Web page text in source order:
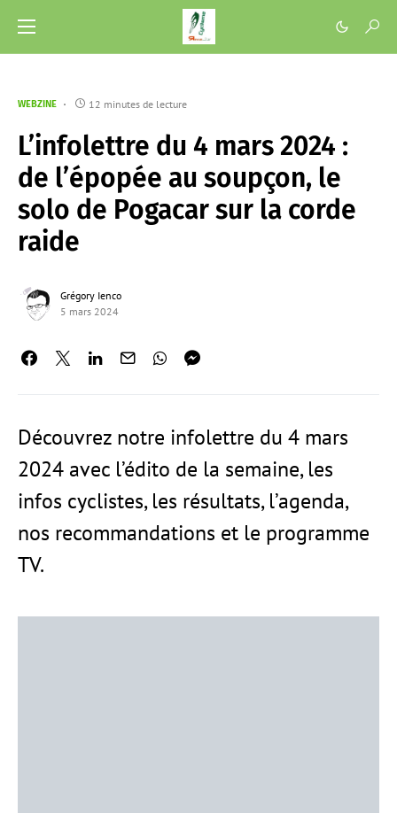
WEBZINE 12 minutes de lecture
L’infolettre du 4 mars 2024 :
de l’épopée au soupçon, le
solo de Pogacar sur la corde
raide
Grégory Ienco
5 mars 2024
Découvrez notre infolettre du 4 mars
2024 avec l’édito de la semaine, les
infos cyclistes, les résultats, l’agenda,
nos recommandations et le programme
TV.